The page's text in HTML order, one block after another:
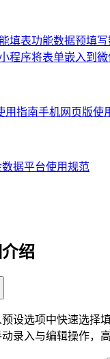
填表功能数据预填写
程序将表单嵌入到
用指南手机网页版使
据平台使用规范
绍
设选项中快速选择
录入与编辑操作，